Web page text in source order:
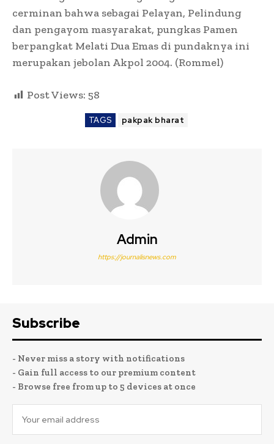
cerminan bahwa sebagai Pelayan, Pelindung
dan pengayom masyarakat, pungkas Pamen
berpangkat Melati Dua Emas di pundaknya ini
merupakan jebolan Akpol 2004. (Rommel)
Post Views: 58
TAGS pakpak bharat
Admin
https://journalisnews.com
Subscribe
- Never miss a story with notifications
- Gain full access to our premium content
- Browse free from up to 5 devices at once